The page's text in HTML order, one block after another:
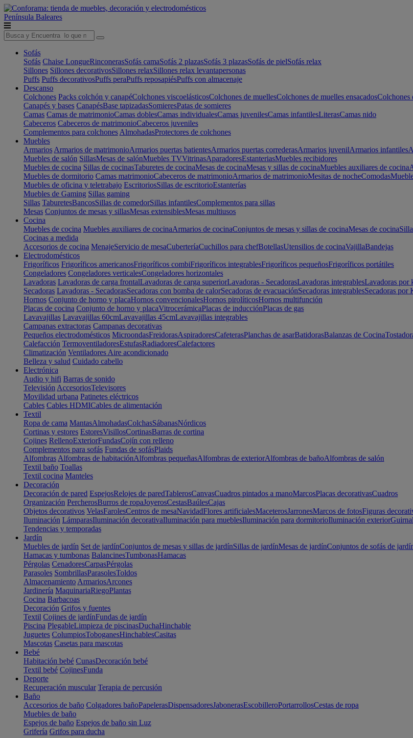
Península Baleares
Sofás
Sofás Chaise LongueRinconerasSofás camaSofás 2 plazasSofás 3 plazasSofás de pielSofás relax
Sillones Sillones decorativosSillones relaxSillones relax levantapersonas
Puffs Puffs decorativosPuffs peraPuffs reposapiésPuffs con almacenaje
Descanso
Colchones Packs colchón y canapéColchones viscoelásticosColchones de muellesColchones de muelles ensacadosColchones
Canapés y bases CanapésBase tapizadasSomieresPatas de somieres
Camas Camas de matrimonioCamas doblesCamas individualesCamas juvenilesCamas infantilesLiterasCamas nido
Cabeceros Cabeceros de matrimonioCabeceros juveniles
Complementos para colchones AlmohadasProtectores de colchones
Muebles
Armarios Armarios de matrimonioArmarios puertas batientesArmarios puertas correderasArmarios juvenilArmarios infantiles
Muebles de salón SillasMesas de salónMuebles TVVitrinasAparadoresEstanteriasMuebles recibidores
Muebles de cocina Sillas de cocinasTaburetes de cocinaMesas de cocinaMesas y sillas de cocinaMuebles auxiliares de cocina
Muebles de dormitorio Camas matrimonioCabeceros de matrimonioArmarios de matrimonioMesitas de nocheComodas
Muebles de oficina y teletrabajo EscritoriosSillas de escritorioEstanterías
Muebles de Gaming Sillas gaming
Sillas TaburetesBancosSillas de comedorSillas infantilesComplementos para sillas
Mesas Conjuntos de mesas y sillasMesas extensiblesMesas multiusos
Cocina
Muebles de cocina Muebles auxiliares de cocinaArmarios de cocinaConjuntos de mesas y sillas de cocinaMesas de cocina
Cocinas a medida
Accesorios de cocina MenajeServicio de mesaCuberteríaCuchillos para chefBotellasUtensilios de cocinaVajillaBandejas
Electrodomésticos
Frigoríficos Frigoríficos americanosFrigoríficos combiFrigoríficos integrablesFrigoríficos pequeñosFrigoríficos portátiles
Congeladores Congeladores verticalesCongeladores horizontales
Lavadoras Lavadoras de carga frontalLavadoras de carga superiorLavadoras - SecadorasLavadoras integrablesLavadoras por
Secadoras Lavadoras - SecadorasSecadoras con bomba de calorSecadoras de evacuaciónSecadoras integrablesSecadoras por
Hornos Conjunto de horno y placaHornos convencionalesHornos pirolíticosHornos multifunción
Placas de cocina Conjunto de horno y placaVitrocerámicaPlacas de inducciónPlacas de gas
Lavavajillas Lavavajillas 60cmLavavajillas 45cmLavavajillas integrables
Campanas extractoras Campanas decorativas
Pequeños electrodomésticos MicroondasFreidorasAspiradoresCafeterasPlanchas de asarBatidorasBalanzas de Cocina
Calefacción TermoventiladoresEstufasRadiadoresCalefactores
Climatización Ventiladores Aire acondicionado
Belleza y salud Cuidado cabello
Electrónica
Audio y hifi Barras de sonido
Televisión AccesoriosTelevisores
Movilidad urbana Patinetes eléctricos
Cables Cables HDMICables de alimentación
Textil
Ropa de cama MantasAlmohadasColchasSábanasNórdicos
Cortinas y estores EstoresVisillosCortinasBarras de cortina
Cojines RellenoExteriorFundasCojín con relleno
Complementos para sofás Fundas de sofásPlaids
Alfombras Alfombras de habitaciónAlfombras pequeñasAlfombras de exteriorAlfombras de bañoAlfombras de salón
Textil baño Toallas
Textil cocina Manteles
Decoración
Decoración de pared EspejosRelojes de paredTablerosCanvasCuadros pintados a manoMarcosPlacas decorativasCuadros
Organización PercherosBurros de ropaJoyerosCestasBaúlesCajas
Objetos decorativos VelasFarolesCentros de mesaNavidadFlores artificialesMaceterosJarronesMarcos de fotosFiguras
Iluminación LámparasIluminación decorativaIluminación para mueblesIluminación para dormitorioIluminación exterior
Tendencias y temporadas
Jardín
Muebles de jardín Set de jardínConjuntos de mesas y sillas de jardínSillas de jardínMesas de jardínConjuntos de sofás de
Hamacas y tumbonas BalancinesTumbonasHamacas
Pérgolas CenadoresCarpasPérgolas
Parasoles SombrillasParasolesToldos
Almacenamiento ArmariosArcones
Jardinería MaquinariaRiegoPlantas
Cocina Barbacoas
Decoración Grifos y fuentes
Textil Cojines de jardínFundas de jardín
Piscina PlegableLimpieza de piscinasDuchaHinchable
Juguetes ColumpiosToboganesHinchablesCasitas
Mascotas Casetas para mascotas
Bebé
Habitación bebé CunasDecoración bebé
Textil bebé CojinesFunda
Deporte
Recuperación muscular Terapia de percusión
Baño
Accesorios de baño Colgadores bañoPapelerasDispensadoresJabonerasEscobilleroPortarrollosCestas de ropa
Muebles de baño
Espejos de baño Espejos de baño sin Luz
Grifería Grifos para ducha